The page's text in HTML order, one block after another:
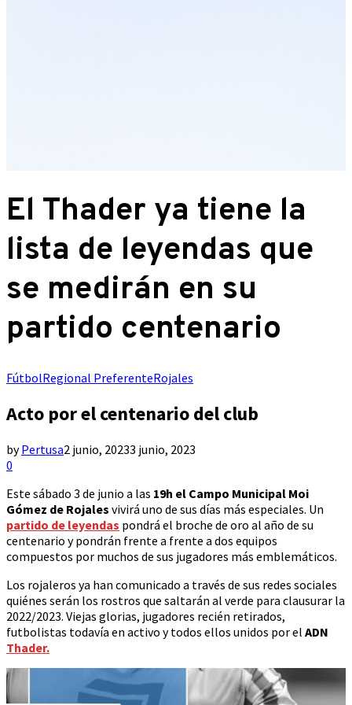
El Thader ya tiene la
lista de leyendas que
se medirán en su
partido centenario
FútbolRegional PreferenteRojales
Acto por el centenario del club
byPertusa2 junio, 20233 junio, 2023
0
Este sábado 3 de junio a las 19h el Campo Municipal Moi
Gómez de Rojales vivirá uno de sus días más especiales. Un
partido de leyendas pondrá el broche de oro al año de su
centenario y pondrán frente a frente a dos equipos
compuestos por muchos de sus jugadores más emblemáticos.
Los rojaleros ya han comunicado a través de sus redes sociales
quiénes serán los rostros que saltarán al verde para clausurar la
2022/2023. Viejas glorias, jugadores recién retirados,
futbolistas todavía en activo y todos ellos unidos por el ADN
Thader.